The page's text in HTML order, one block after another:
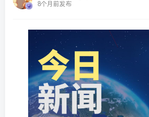
8个月前发布